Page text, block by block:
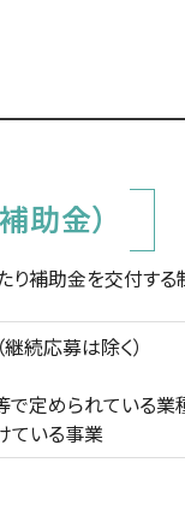
金）
補助金を交付する
続応募は除く）
定められている業
ている事業